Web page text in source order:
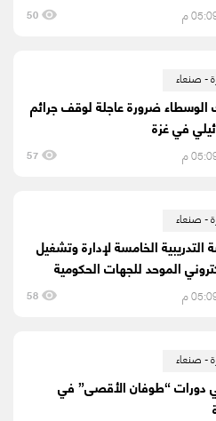
50
- صنعاء
الوسطاء ضرورة عاجلة لوقف جرائم
في غزة
57
- صنعاء
التدريبية الخامسة لإدارة وتشغيل
الموحد للجهات الحكومية
58
- صنعاء
دورات “طوفان الأقصى” في